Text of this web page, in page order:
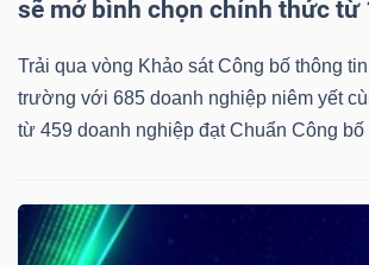
sẽ mở bình chọn chính thức từ
Trải qua vòng Khảo sát Công bố thông
trường với 685 doanh nghiệp niêm yết
từ 459 doanh nghiệp đạt Chuẩn Công bố